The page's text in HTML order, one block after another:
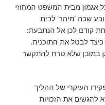
אגמון מבית המשפט המחוזי
שכה 'מיהר' לבית
קודם לכן אל הנתבעת:
לבטל את התוכנית.
במובן שלא טרח להתקשר
העיקרי של ההליך
להגשים את הזכויות